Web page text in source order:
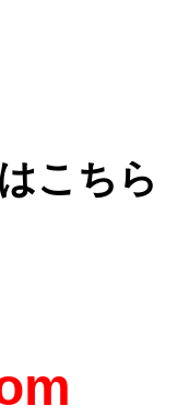
こちら